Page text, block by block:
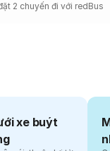
2 chuyến đi với redBus
xe buýt